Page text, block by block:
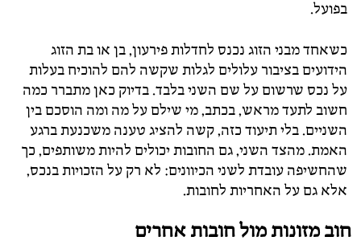
בפועל.
כשאחד מבני הזוג נכנס לחדלות פירעון, בן או בת הזוג
הידועים בציבור עלולים לגלות שקשה להם להוכיח בעלות
על נכס שרשום על שם השני בלבד. בדיוק כאן מתברר כמה
חשוב לתעד מראש, בכתב, מי שילם על מה ומה הוסכם בין
השניים. בלי תיעוד כזה, קשה להציג טענה משכנעת ברגע
האמת. מהצד השני, גם החובות יכולים להיות משותפים, כך
שהחשיפה עובדת לשני הכיוונים: לא רק על הזכויות בנכס,
אלא גם על האחריות לחובות.
חוב מזונות מול חובות אחרים